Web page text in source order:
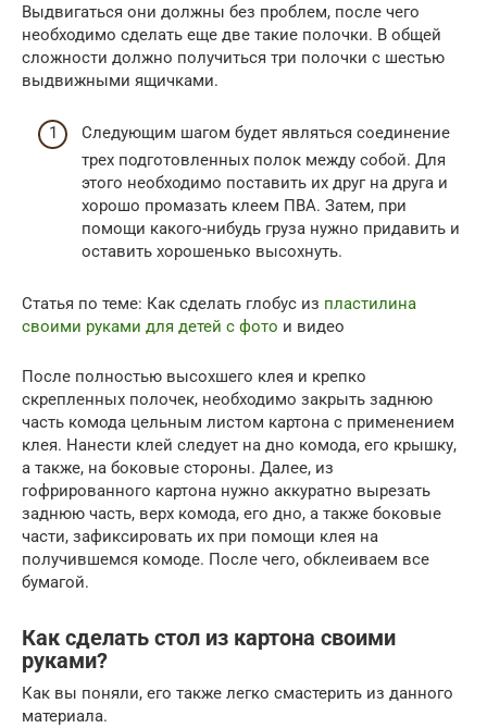
Выдвигаться они должны без проблем, после чего
необходимо сделать еще две такие полочки. В общей
сложности должно получиться три полочки с шестью
выдвижными ящичками.
Следующим шагом будет являться соединение
трех подготовленных полок между собой. Для
этого необходимо поставить их друг на друга и
хорошо промазать клеем ПВА. Затем, при
помощи какого-нибудь груза нужно придавить и
оставить хорошенько высохнуть.
Статья по теме: Как сделать глобус из пластилина
своими руками для детей с фото и видео
После полностью высохшего клея и крепко
скрепленных полочек, необходимо закрыть заднюю
часть комода цельным листом картона с применением
клея. Нанести клей следует на дно комода, его крышку,
а также, на боковые стороны. Далее, из
гофрированного картона нужно аккуратно вырезать
заднюю часть, верх комода, его дно, а также боковые
части, зафиксировать их при помощи клея на
получившемся комоде. После чего, обклеиваем все
бумагой.
Как сделать стол из картона своими
руками?
Как вы поняли, его также легко смастерить из данного
материала.